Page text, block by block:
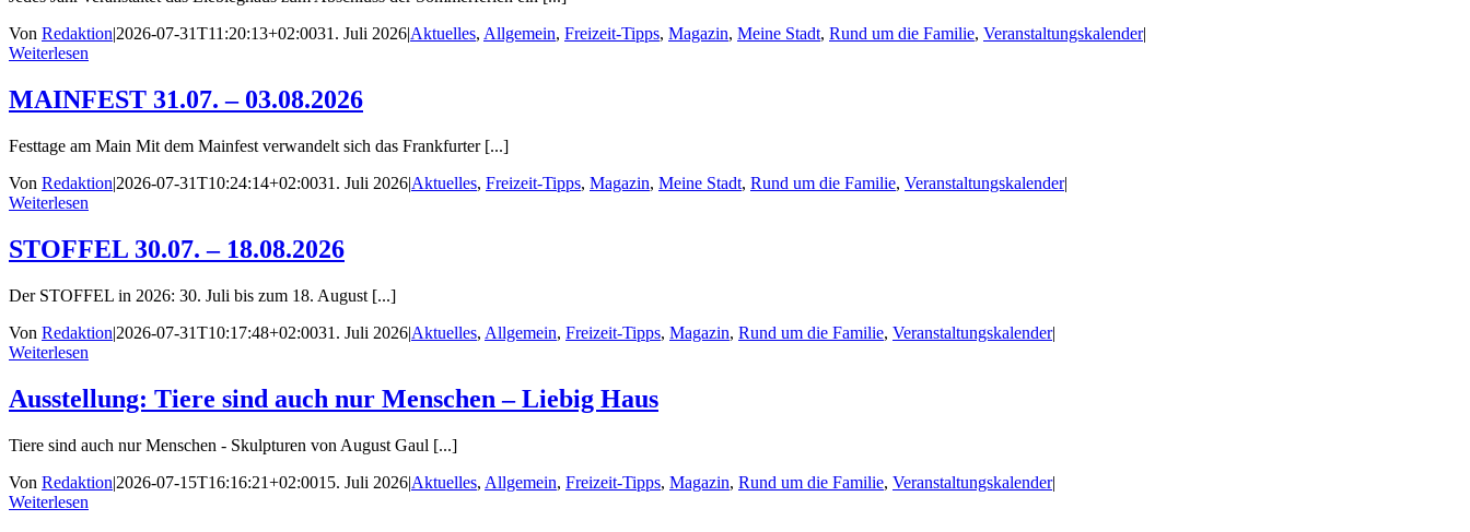
Von Redaktion|2026-07-31T11:20:13+02:0031. Juli 2026|Aktuelles, Allgemein, Freizeit-Tipps, Magazin, Meine Stadt, Rund um die Familie, Veranstaltungskalender|
Weiterlesen
MAINFEST 31.07. – 03.08.2026
Festtage am Main Mit dem Mainfest verwandelt sich das Frankfurter [...]
Von Redaktion|2026-07-31T10:24:14+02:0031. Juli 2026|Aktuelles, Freizeit-Tipps, Magazin, Meine Stadt, Rund um die Familie, Veranstaltungskalender|
Weiterlesen
STOFFEL 30.07. – 18.08.2026
Der STOFFEL in 2026: 30. Juli bis zum 18. August [...]
Von Redaktion|2026-07-31T10:17:48+02:0031. Juli 2026|Aktuelles, Allgemein, Freizeit-Tipps, Magazin, Rund um die Familie, Veranstaltungskalender|
Weiterlesen
Ausstellung: Tiere sind auch nur Menschen – Liebig Haus
Tiere sind auch nur Menschen - Skulpturen von August Gaul [...]
Von Redaktion|2026-07-15T16:16:21+02:0015. Juli 2026|Aktuelles, Allgemein, Freizeit-Tipps, Magazin, Rund um die Familie, Veranstaltungskalender|
Weiterlesen